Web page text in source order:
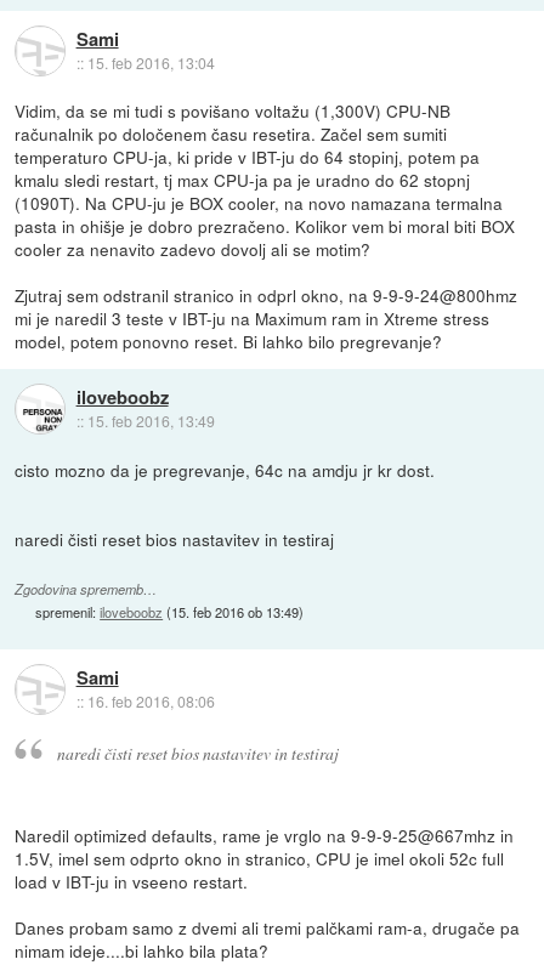
Sami
:: 15. feb 2016, 13:04
Vidim, da se mi tudi s povišano voltažu (1,300V) CPU-NB
računalnik po določenem času resetira. Začel sem sumiti
temperaturo CPU-ja, ki pride v IBT-ju do 64 stopinj, potem pa
kmalu sledi restart, tj max CPU-ja pa je uradno do 62 stopnj
(1090T). Na CPU-ju je BOX cooler, na novo namazana termalna
pasta in ohišje je dobro prezračeno. Kolikor vem bi moral biti BOX
cooler za nenavito zadevo dovolj ali se motim?
Zjutraj sem odstranil stranico in odprl okno, na 9-9-9-24@800hmz
mi je naredil 3 teste v IBT-ju na Maximum ram in Xtreme stress
model, potem ponovno reset. Bi lahko bilo pregrevanje?
iloveboobz
:: 15. feb 2016, 13:49
cisto mozno da je pregrevanje, 64c na amdju jr kr dost.
naredi čisti reset bios nastavitev in testiraj
Zgodovina sprememb…
spremenil:iloveboobz (15. feb 2016 ob 13:49)
Sami
:: 16. feb 2016, 08:06
naredi čisti reset bios nastavitev in testiraj
Naredil optimized defaults, rame je vrglo na 9-9-9-25@667mhz in
1.5V, imel sem odprto okno in stranico, CPU je imel okoli 52c full
load v IBT-ju in vseeno restart.
Danes probam samo z dvemi ali tremi palčkami ram-a, drugače pa
nimam ideje....bi lahko bila plata?